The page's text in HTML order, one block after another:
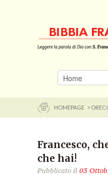
HOMEPAGE >
Francesco,
che hai!
Pubblicato il 03